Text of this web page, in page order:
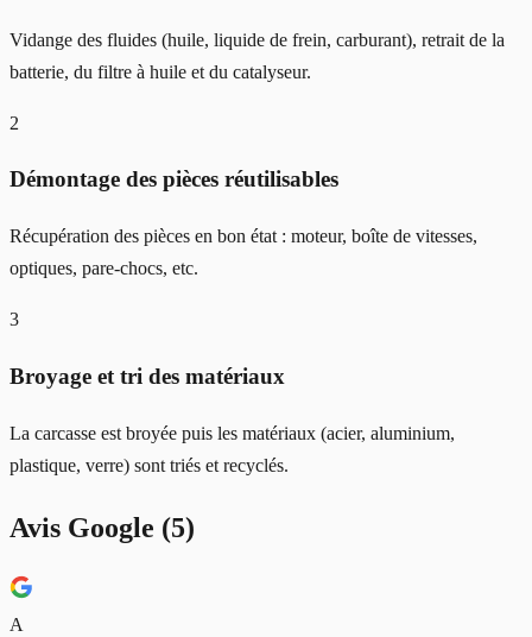
Vidange des fluides (huile, liquide de frein, carburant), retrait de la
batterie, du filtre à huile et du catalyseur.
2
Démontage des pièces réutilisables
Récupération des pièces en bon état : moteur, boîte de vitesses,
optiques, pare-chocs, etc.
3
Broyage et tri des matériaux
La carcasse est broyée puis les matériaux (acier, aluminium,
plastique, verre) sont triés et recyclés.
Avis Google (5)
A